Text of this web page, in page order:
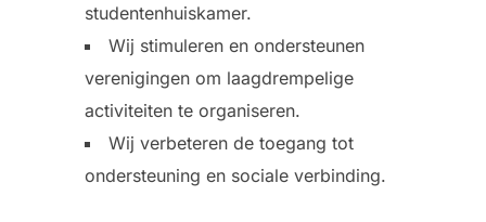
studentenhuiskamer.
Wij stimuleren en ondersteunen
verenigingen om laagdrempelige
activiteiten te organiseren.
Wij verbeteren de toegang tot
ondersteuning en sociale verbinding.